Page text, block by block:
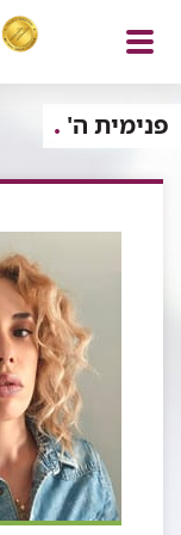
פנימית ה'